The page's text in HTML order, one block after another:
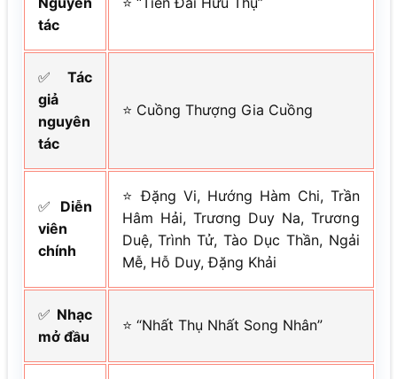
tác
✅ Tác
giả
nguyên
tác
⭐ Cuồng Thượng Gia Cuồng
✅ Diễn
viên
chính
⭐ Đặng Vi, Hướng Hàm Chi, Trần
Hâm Hải, Trương Duy Na, Trương
Duệ, Trình Tử, Tào Dục Thần, Ngải
Mễ, Hỗ Duy, Đặng Khải
✅ Nhạc
mở đầu
⭐ “Nhất Thụ Nhất Song Nhân”